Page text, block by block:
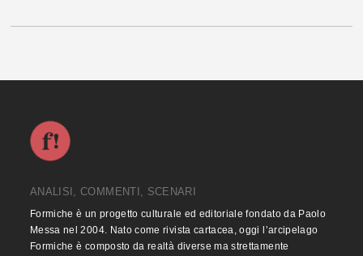
ANALISI, COMMENTI, SCENARI
Formiche è un progetto culturale ed editoriale fondato da Paolo
Messa nel 2004. Nato come rivista cartacea, oggi l’arcipelago
Formiche è composto da realtà diverse ma strettamente